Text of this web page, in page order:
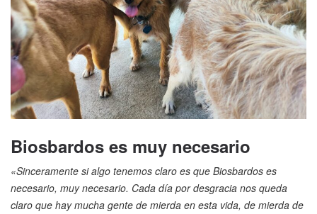
Biosbardos es muy necesario
«Sinceramente si algo tenemos claro es que Biosbardos es
necesario, muy necesario. Cada día por desgracia nos queda
claro que hay mucha gente de mierda en esta vida, de mierda de